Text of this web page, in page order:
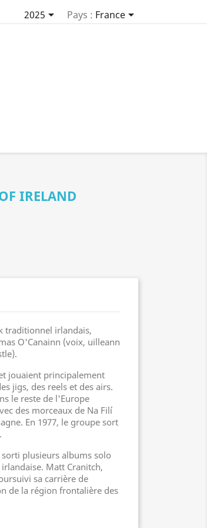
2025 Pays : France
IRELAND
traditionnel irlandais,
O'Canainn (voix, uilleann
jouaient principalement
jigs, des reels et des airs.
le reste de l'Europe
des morceaux de Na Filí
En 1977, le groupe sort
sorti plusieurs albums solo
Matt Cranitch,
sa carrière de
de la région frontalière des